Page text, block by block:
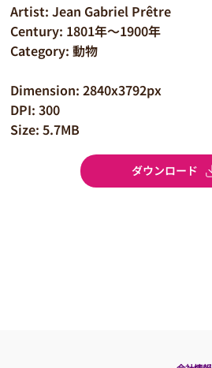
Artist: Jean Gabriel Prêtre
Century: 1801年～1900年
Category: 動物
Dimension: 2840x3792px
DPI: 300
Size: 5.7MB
ダウンロード